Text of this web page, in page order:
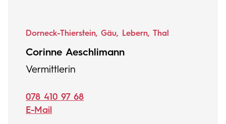
Dorneck-Thierstein, Gäu, Lebern, Thal
Corinne Aeschlimann
Vermittlerin
078 410 97 68
E-Mail